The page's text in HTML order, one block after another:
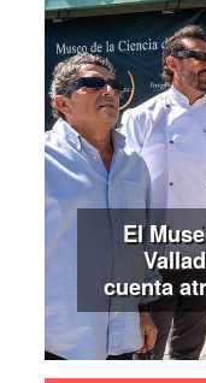
El
cuenta